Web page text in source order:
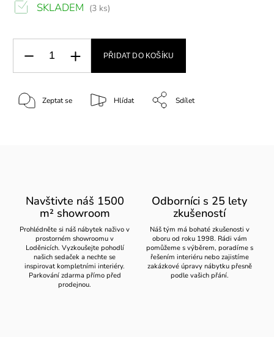
SKLADEM (3 ks)
PŘIDAT DO KOŠÍKU
Zeptat se Hlídat Sdílet
Navštivte náš 1500
m² showroom
Prohlédněte si náš nábytek naživo v
prostorném showroomu v
Loděnicích. Vyzkoušejte pohodlí
našich sedaček a nechte se
inspirovat kompletními interiéry.
Parkování zdarma přímo před
prodejnou.
Odborníci s 25 lety
zkušeností
Náš tým má bohaté zkušenosti v
oboru od roku 1998. Rádi vám
pomůžeme s výběrem, poradíme s
řešením interiéru nebo zajistíme
zakázkové úpravy nábytku přesně
podle vašich přání.